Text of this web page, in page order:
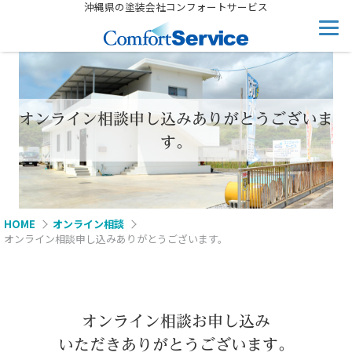
沖縄県の塗装会社コンフォートサービス
オンライン相談申し込みありがとうございま
す。
HOME
オンライン相談
オンライン相談申し込みありがとうございます。
オンライン相談お申し込み
いただきありがとうございます。